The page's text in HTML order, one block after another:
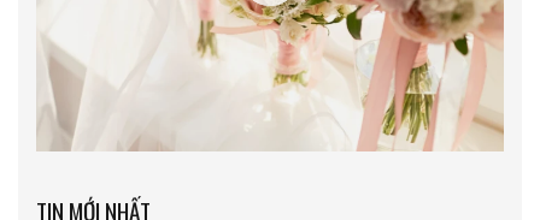
TIN MỚI NHẤT